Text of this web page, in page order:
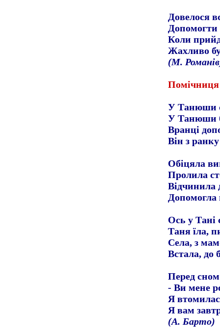
Довелося
Допомогти
Коли
Жахливо
(М.
Помічниця
У Танюши
У Танюши
Вранці
Він з
Обіцяла
Пролила
Відчинила
Допомогла
Ось у Тані
Таня їла,
Села, з
Встала, до
Перед
- Ви мене
Я
Я вам
(А. Барто)